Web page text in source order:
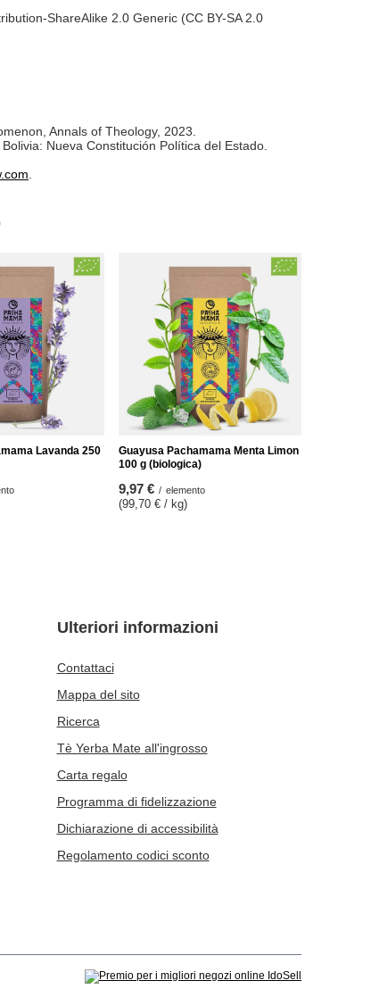
ShareAlike 2.0 Generic (CC BY-SA 2.0
Annals of Theology, 2023.
Nueva Constitución Política del Estado.
Lavanda 250
Guayusa Pachamama Menta Limon
100 g (biologica)
9,97 € / elemento
(99,70 € / kg)
Ulteriori informazioni
Contattaci
Mappa del sito
Ricerca
Tè Yerba Mate all'ingrosso
Carta regalo
Programma di fidelizzazione
Dichiarazione di accessibilità
Regolamento codici sconto